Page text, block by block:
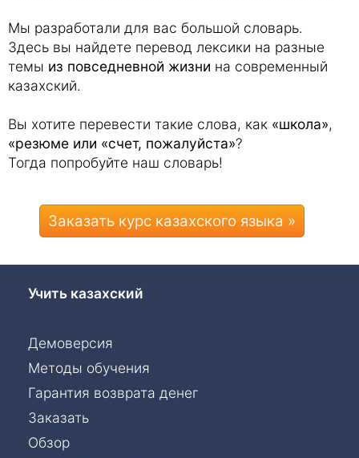
Мы разработали для вас большой словарь.
Здесь вы найдете перевод лексики на разные
темы из повседневной жизни на современный
казахский.
Вы хотите перевести такие слова, как «школа»,
«резюме или «счет, пожалуйста»?
Тогда попробуйте наш словарь!
Заказать курс казахского языка »
Учить казахский
Демоверсия
Методы обучения
Гарантия возврата денег
Заказать
Обзор